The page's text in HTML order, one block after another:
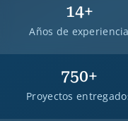
14+
Años de experiencia
750+
Proyectos